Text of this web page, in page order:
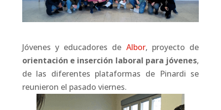
Jóvenes y educadores de Albor, proyecto de
orientación e inserción laboral para jóvenes,
de las diferentes plataformas de Pinardi se
reunieron el pasado viernes.